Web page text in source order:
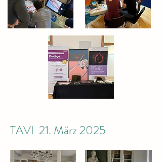
TAVI 21. März 2025